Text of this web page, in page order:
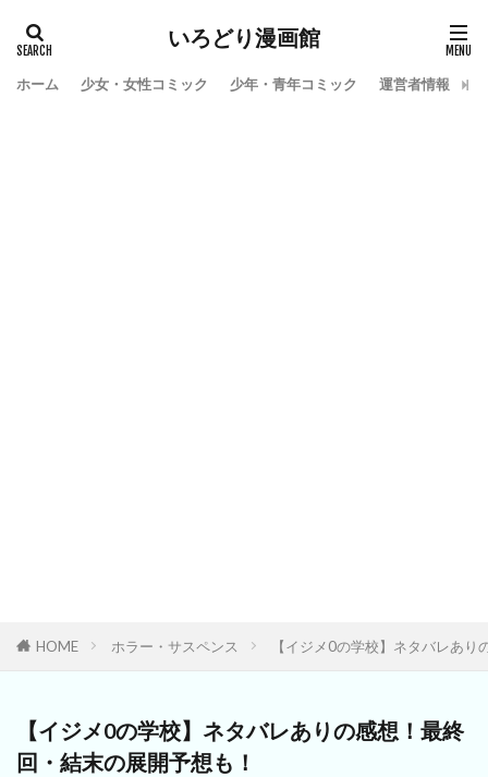
いろどり漫画館
ホーム 少女・女性コミック 少年・青年コミック 運営者情報
HOME ホラー・サスペンス 【イジメ0の学校】ネタバレあ
【イジメ0の学校】ネタバレありの感想！最終
回・結末の展開予想も！